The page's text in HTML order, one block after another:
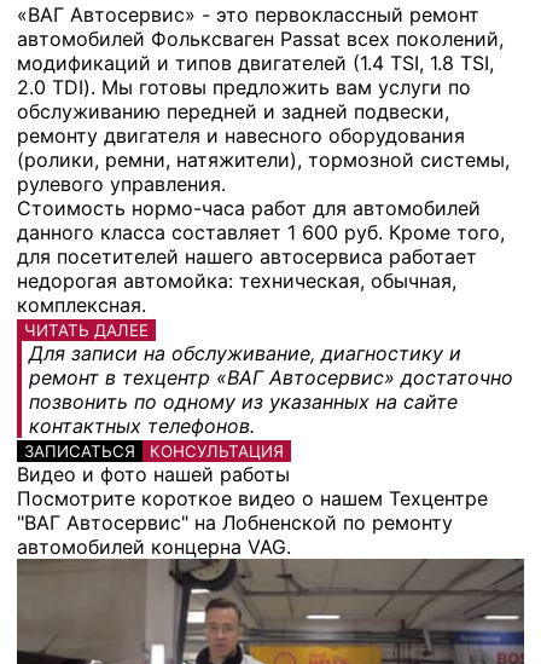
«ВАГ Автосервис» - это первоклассный ремонт
автомобилей Фольксваген Passat всех поколений,
модификаций и типов двигателей (1.4 TSI, 1.8 TSI,
2.0 TDI). Мы готовы предложить вам услуги по
обслуживанию передней и задней подвески,
ремонту двигателя и навесного оборудования
(ролики, ремни, натяжители), тормозной системы,
рулевого управления.
Стоимость нормо-часа работ для автомобилей
данного класса составляет 1 600 руб. Кроме того,
для посетителей нашего автосервиса работает
недорогая автомойка: техническая, обычная,
комплексная.
ЧИТАТЬ ДАЛЕЕ
Для записи на обслуживание, диагностику и
ремонт в техцентр «ВАГ Автосервис» достаточно
позвонить по одному из указанных на сайте
контактных телефонов.
ЗАПИСАТЬСЯ КОНСУЛЬТАЦИЯ
Видео и фото нашей работы
Посмотрите короткое видео о нашем Техцентре
"ВАГ Автосервис" на Лобненской по ремонту
автомобилей концерна VAG.